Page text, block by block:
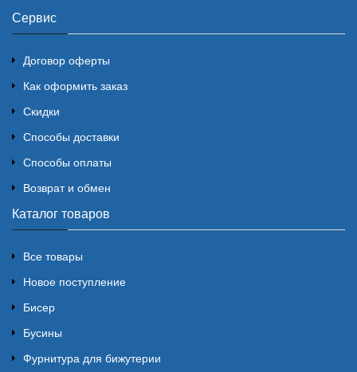
Сервис
Договор оферты
Как оформить заказ
Скидки
Способы доставки
Способы оплаты
Возврат и обмен
Каталог товаров
Все товары
Новое поступление
Бисер
Бусины
Фурнитура для бижутерии